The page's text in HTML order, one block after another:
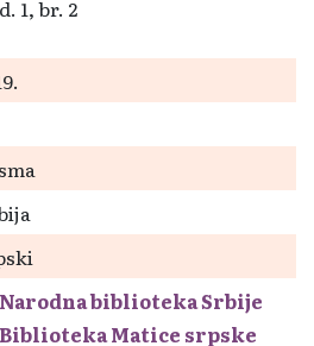
1, br. 2
Narodna biblioteka Srbije
Biblioteka Matice srpske